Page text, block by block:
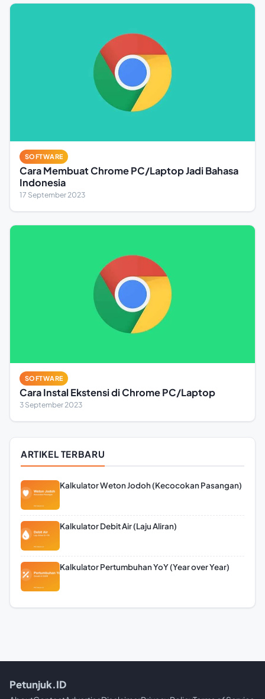
SOFTWARE
Cara Membuat Chrome PC/Laptop Jadi Bahasa
Indonesia
17 September 2023
SOFTWARE
Cara Instal Ekstensi di Chrome PC/Laptop
3 September 2023
ARTIKEL TERBARU
Kalkulator Weton Jodoh (Kecocokan Pasangan)
Kalkulator Debit Air (Laju Aliran)
Kalkulator Pertumbuhan YoY (Year over Year)
Petunjuk.ID